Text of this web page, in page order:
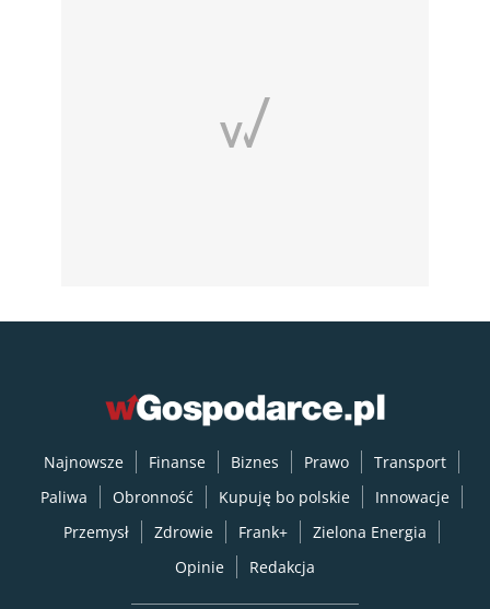
Najnowsze Finanse Biznes Prawo
Transport
Paliwa
Obronność Kupuję bo polskie
Innowacje
Przemysł
Zdrowie Frank+
Zielona Energia
Opinie
Redakcja